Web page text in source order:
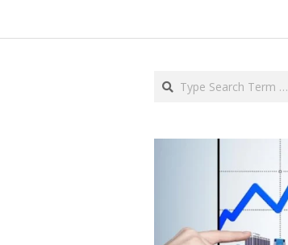
Search